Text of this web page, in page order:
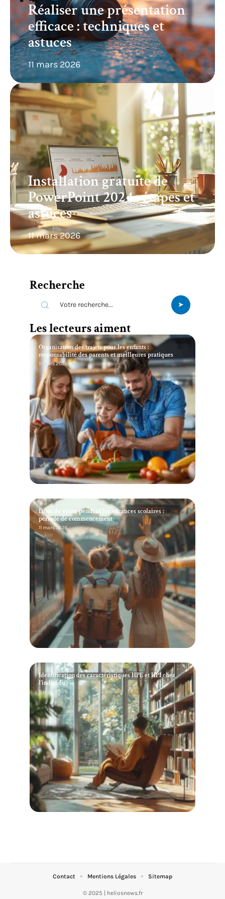
Réaliser une présentation
efficace : techniques et
astuces
11 mars 2026
Installation gratuite de
PowerPoint 2024 : étapes et
astuces
11 mars 2026
Recherche
Les lecteurs aiment
Organisation des trajets pour les enfants :
responsabilité des parents et meilleures pratiques
11 mars 2026
Droit de visite pendant les vacances scolaires :
période de commencement
11 mars 2026
Identification des caractéristiques HPE et HPI chez
l’individu
11 mars 2026
© 2025 | heliosnews.fr
Contact Mentions Légales Sitemap